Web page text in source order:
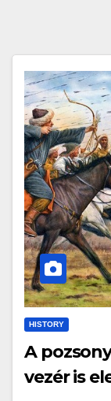
HISTORY
A
vezér is